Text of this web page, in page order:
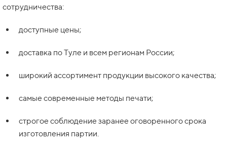
сотрудничества:
доступные цены;
доставка по Туле и всем регионам России;
широкий ассортимент продукции высокого качества;
самые современные методы печати;
строгое соблюдение заранее оговоренного срока
изготовления партии.